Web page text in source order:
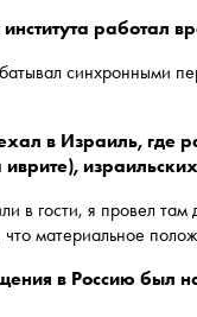
работал
синхронными
в Израиль, где
в гости, я провел
материальное
в Россию был